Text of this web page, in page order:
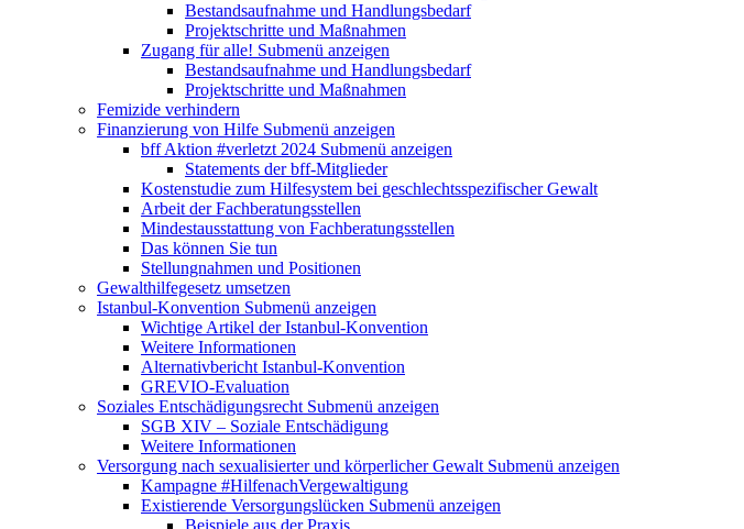
Bestandsaufnahme und Handlungsbedarf
Projektschritte und Maßnahmen
Zugang für alle! Submenü anzeigen
Bestandsaufnahme und Handlungsbedarf
Projektschritte und Maßnahmen
Femizide verhindern
Finanzierung von Hilfe Submenü anzeigen
bff Aktion #verletzt 2024 Submenü anzeigen
Statements der bff-Mitglieder
Kostenstudie zum Hilfesystem bei geschlechtsspezifischer Gewalt
Arbeit der Fachberatungsstellen
Mindestausstattung von Fachberatungsstellen
Das können Sie tun
Stellungnahmen und Positionen
Gewalthilfegesetz umsetzen
Istanbul-Konvention Submenü anzeigen
Wichtige Artikel der Istanbul-Konvention
Weitere Informationen
Alternativbericht Istanbul-Konvention
GREVIO-Evaluation
Soziales Entschädigungsrecht Submenü anzeigen
SGB XIV – Soziale Entschädigung
Weitere Informationen
Versorgung nach sexualisierter und körperlicher Gewalt Submenü anzeigen
Kampagne #HilfenachVergewaltigung
Existierende Versorgungslücken Submenü anzeigen
Beispiele aus der Praxis